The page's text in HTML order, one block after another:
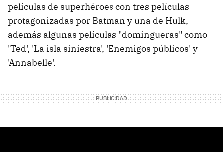
películas de superhéroes con tres películas
protagonizadas por Batman y una de Hulk,
además algunas películas "domingueras" como
'Ted', 'La isla siniestra', 'Enemigos públicos' y
'Annabelle'.